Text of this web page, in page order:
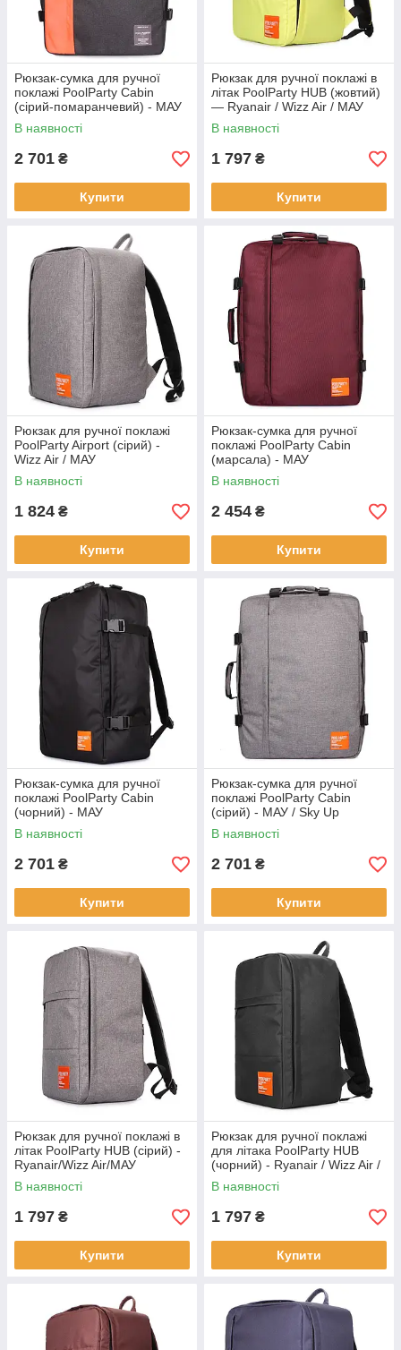
Рюкзак-сумка для ручної
поклажі PoolParty Cabin
(сірий-помаранчевий) - МАУ
В наявності
2 701 ₴
Купити
Рюкзак для ручної поклажі в
літак PoolParty HUB (жовтий)
— Ryanair / Wizz Air / МАУ
В наявності
1 797 ₴
Купити
Рюкзак для ручної поклажі
PoolParty Airport (сірий) -
Wizz Air / МАУ
В наявності
1 824 ₴
Купити
Рюкзак-сумка для ручної
поклажі PoolParty Cabin
(марсала) - МАУ
В наявності
2 454 ₴
Купити
Рюкзак-сумка для ручної
поклажі PoolParty Cabin
(чорний) - МАУ
В наявності
2 701 ₴
Купити
Рюкзак-сумка для ручної
поклажі PoolParty Cabin
(сірий) - МАУ / Sky Up
В наявності
2 701 ₴
Купити
Рюкзак для ручної поклажі в
літак PoolParty HUB (сірий) -
Ryanair/Wizz Air/МАУ
В наявності
1 797 ₴
Купити
Рюкзак для ручної поклажі
для літака PoolParty HUB
(чорний) - Ryanair / Wizz Air /
МАУ
В наявності
1 797 ₴
Купити